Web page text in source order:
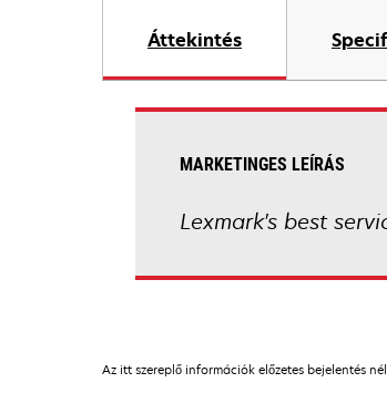
Áttekintés
MARKETINGES LEÍRÁS
Lexmark's best
Az itt szereplő információk előzetes bejelentés